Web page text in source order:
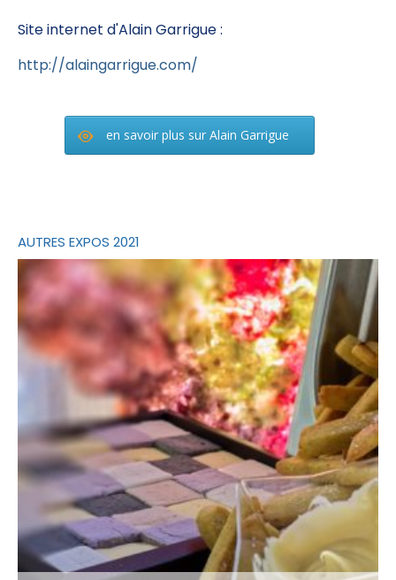
Site internet d'Alain Garrigue :
http://alaingarrigue.com/
en savoir plus sur Alain Garrigue
AUTRES EXPOS 2021